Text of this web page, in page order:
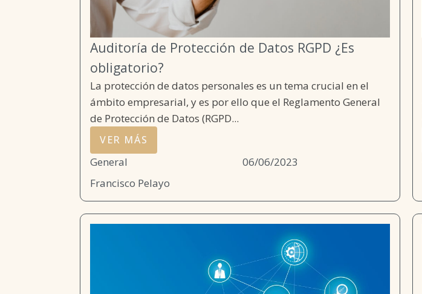
Auditoría de Protección de Datos RGPD ¿Es
obligatorio?
La protección de datos personales es un tema crucial en el
ámbito empresarial, y es por ello que el Reglamento General
de Protección de Datos (RGPD...
VER MÁS
General
06/06/2023
Francisco Pelayo